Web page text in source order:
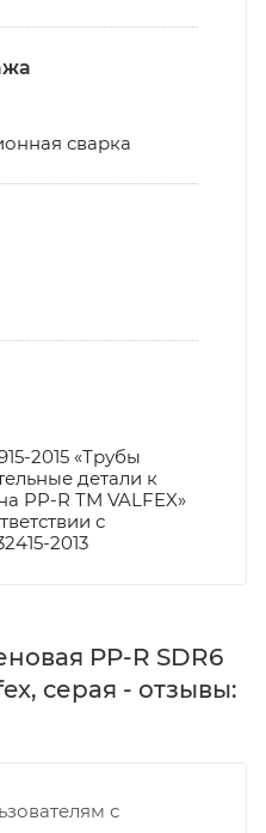
сварка
2015 «Трубы
детали к
PP-R ТМ VALFEX»
с
2013
PP-R SDR6
серая - отзывы:
с